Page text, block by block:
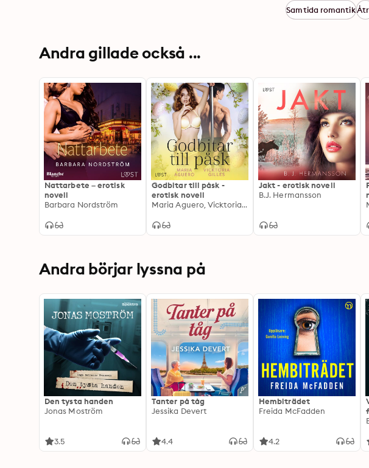
Samtida romantik
Andra gillade också ...
Nattarbete – erotisk
novell
Barbara Nordström
Godbitar till påsk -
erotisk novell
Maria Aguero, Vicktoria Gilles
Jakt - erotisk novell
B.J. Hermansson
Andra börjar lyssna på
Den tysta handen
Jonas Moström
3.5
Tanter på tåg
Jessika Devert
4.4
Hembiträdet
Freida McFadden
4.2